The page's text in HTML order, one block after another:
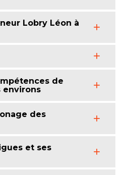
Lobry Léon à
de
environs
des
et ses